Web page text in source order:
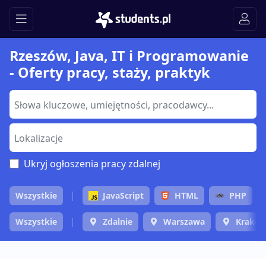
Rzeszów, Java, IT i Programowanie
- Oferty pracy, staży, praktyk
Ukryj ogłoszenia pracy zdalnej
Wszystkie JavaScript HTML PHP
Wszystkie Zdalnie Warszawa